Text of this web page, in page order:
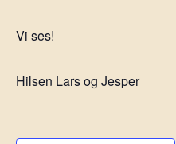
Vi ses!
Hilsen Lars og Jesper